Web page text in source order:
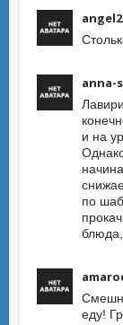
anna-
и на
по
блюда,
еду!